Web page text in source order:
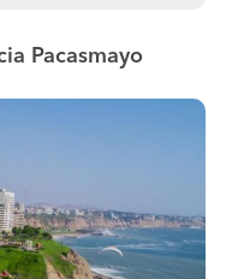
Pacasmayo